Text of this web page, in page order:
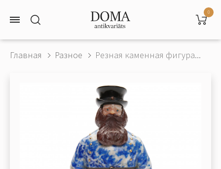
0
Главная Разное Резная каменная фигура...